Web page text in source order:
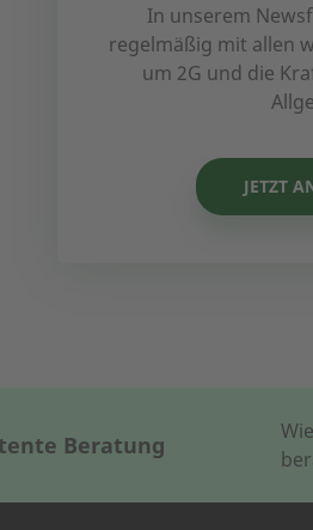
In unserem
regelmäßig mit allen
um 2G und die
JETZT
Beratung